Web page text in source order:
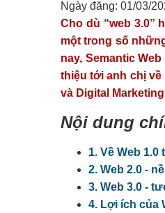
Ngày đăng: 01/03/
Cho dù “web 3.0”
một trong số
nay, Semantic
thiệu tới anh chị về
và Digital
Nội dung
1. Về Web
2. Web 2.0 -
3. Web 3.0 -
4. Lợi ích của